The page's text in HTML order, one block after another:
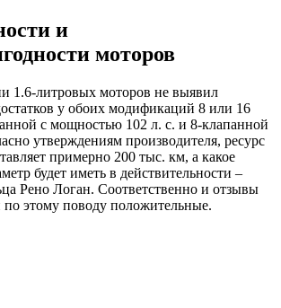
и
моторов
1.6-литровых моторов не выявил
у обоих модификаций 8 или 16
с мощностью 102 л. с. и 8-клапанной
утверждениям производителя, ресурс
примерно 200 тыс. км, а какое
будет иметь в действительности –
Рено Логан. Соответственно и отзывы
этому поводу положительные.